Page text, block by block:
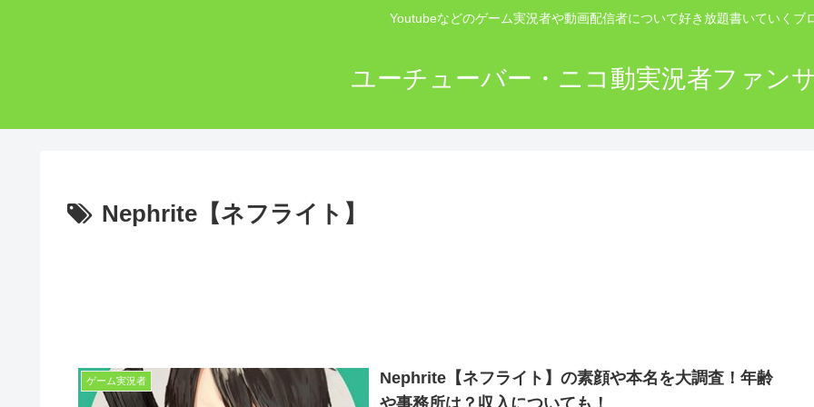
Youtubeなどのゲーム実況者や動画配信者について好き放題書いていくブ
ユーチューバー・ニコ動実況者ファン
Nephrite【ネフライト】
ゲーム実況者
Nephrite【ネフライト】の素顔や本名を大調査！年齢